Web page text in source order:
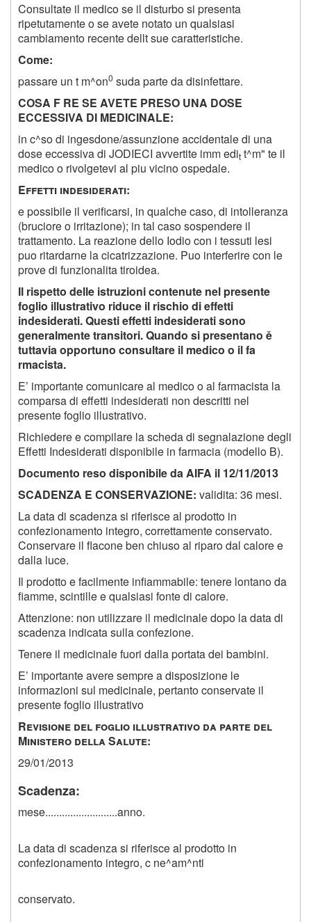
Consultate il medico se il disturbo si presenta
ripetutamente o se avete notato un qualsiasi
cambiamento recente dellt sue caratteristiche.
Come:
passare un t m^on0 suda parte da disinfettare.
COSA F RE SE AVETE PRESO UNA DOSE
ECCESSIVA DI MEDICINALE:
in c^so di ingesdone/assunzione accidentale di una
dose eccessiva di JODIECI avvertite imm edit t^m" te il
medico o rivolgetevi al piu vicino ospedale.
Effetti indesiderati:
e possibile il verificarsi, in qualche caso, di intolleranza
(bruciore o irritazione); in tal caso sospendere il
trattamento. La reazione dello Iodio con i tessuti lesi
puo ritardarne la cicatrizzazione. Puo interferire con le
prove di funzionalita tiroidea.
Il rispetto delle istruzioni contenute nel presente
foglio illustrativo riduce il rischio di effetti
indesiderati. Questi effetti indesiderati sono
generalmente transitori. Quando si presentano ě
tuttavia opportuno consultare il medico o il fa
rmacista.
E’ importante comunicare al medico o al farmacista la
comparsa di effetti indesiderati non descritti nel
presente foglio illustrativo.
Richiedere e compilare la scheda di segnalazione degli
Effetti Indesiderati disponibile in farmacia (modello B).
Documento reso disponibile da AIFA il 12/11/2013
SCADENZA E CONSERVAZIONE: validita: 36 mesi.
La data di scadenza si riferisce al prodotto in
confezionamento integro, correttamente conservato.
Conservare il flacone ben chiuso al riparo dal calore e
dalla luce.
Il prodotto e facilmente infiammabile: tenere lontano da
fiamme, scintille e qualsiasi fonte di calore.
Attenzione: non utilizzare il medicinale dopo la data di
scadenza indicata sulla confezione.
Tenere il medicinale fuori dalla portata dei bambini.
E’ importante avere sempre a disposizione le
informazioni sul medicinale, pertanto conservate il
presente foglio illustrativo
Revisione del foglio illustrativo da parte del
Ministero dellaSalute:
29/01/2013
Scadenza:
mese..........................anno.
La data di scadenza si riferisce al prodotto in
confezionamento integro, c ne^am^nti
conservato.